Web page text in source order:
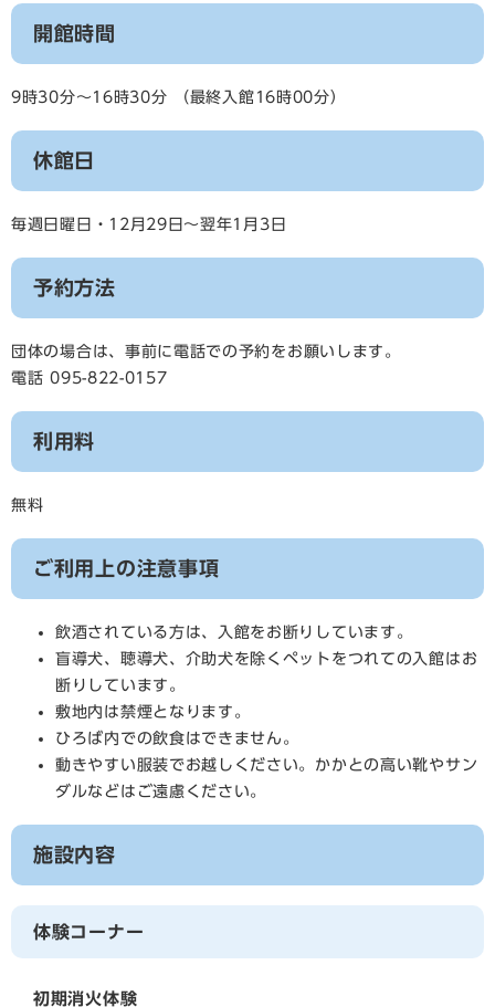
開館時間
9時30分～16時30分 （最終入館16時00分）
休館日
毎週日曜日・12月29日～翌年1月3日
予約方法
団体の場合は、事前に電話での予約をお願いします。
電話 095-822-0157
利用料
無料
ご利用上の注意事項
飲酒されている方は、入館をお断りしています。
盲導犬、聴導犬、介助犬を除くペットをつれての入館はお
断りしています。
敷地内は禁煙となります。
ひろば内での飲食はできません。
動きやすい服装でお越しください。かかとの高い靴やサン
ダルなどはご遠慮ください。
施設内容
体験コーナー
初期消火体験